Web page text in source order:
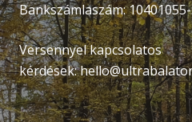
Bankszámlaszám:
Versennyel kapcsolatos
kérdések: